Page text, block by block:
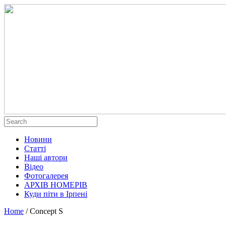
Новини
Статті
Наші автори
Відео
Фотогалерея
АРХІВ НОМЕРІВ
Куди піти в Ірпені
Home / Concept S